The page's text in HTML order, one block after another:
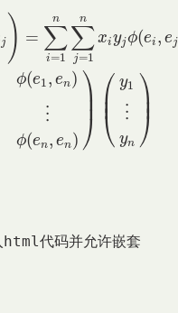
j ) =
n
∑
i=1
n
∑
j=1
xiyjϕ(ei , ej
ϕ(e1, en)
⋮
ϕ(en, en)
⎞⎟ ⎟
⎠
⎛
⎜ ⎜⎝
y1
⋮
yn
⎞
⎟
⎟
⎠
)=
html代码并允许嵌套